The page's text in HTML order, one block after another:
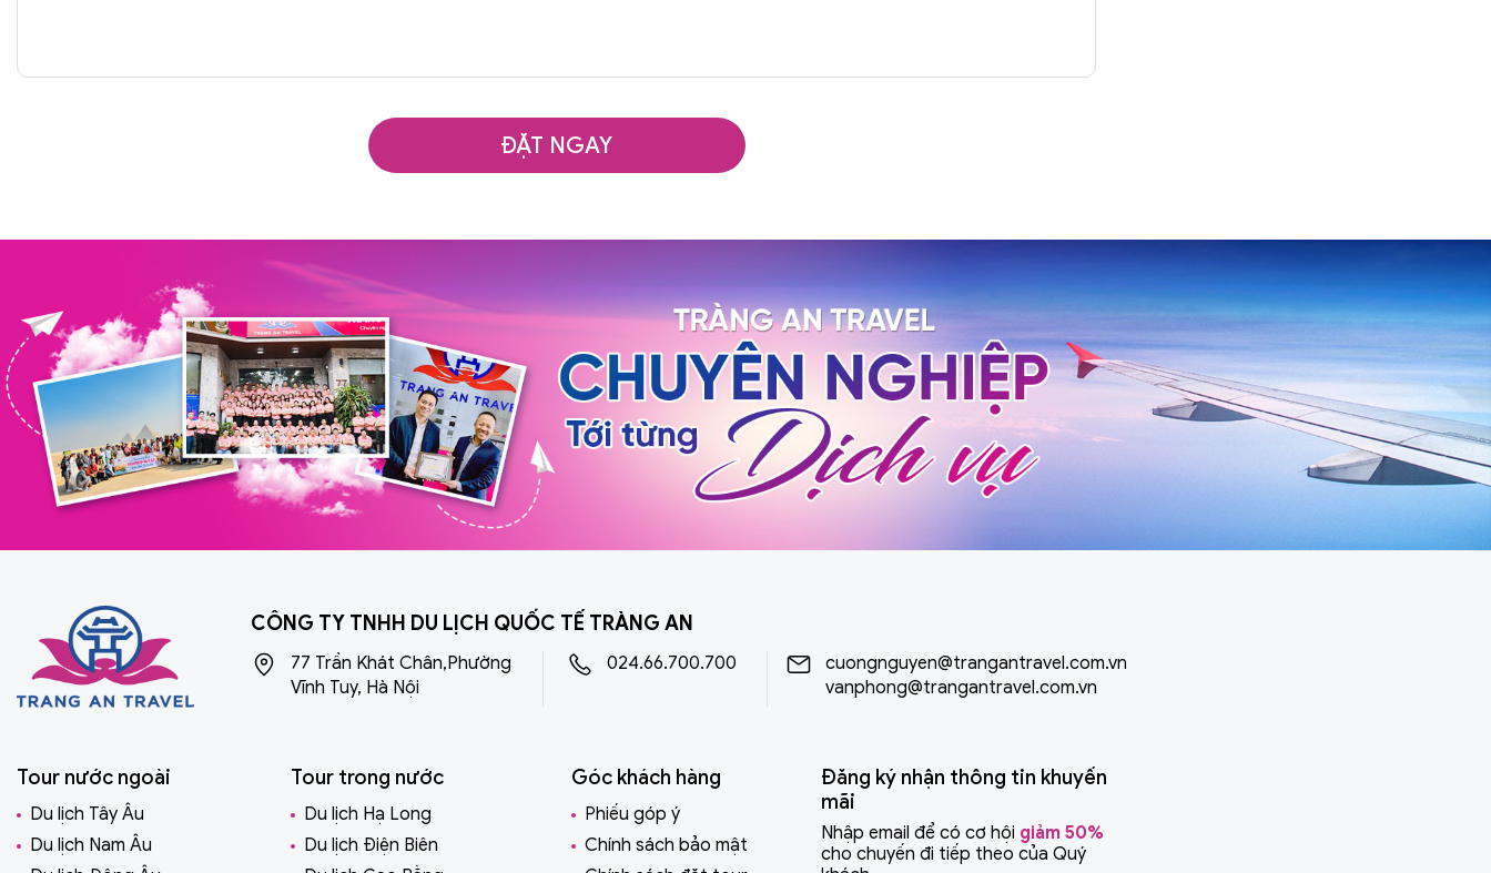
ĐẶT NGAY
CÔNG TY TNHH DU LỊCH QUỐC TẾ TRÀNG AN
77 Trần Khát Chân,Phường
Vĩnh Tuy, Hà Nội
024.66.700.700
cuongnguyen@trangantravel.com.vn
vanphong@trangantravel.com.vn
Tour nước ngoài
Du lịch Tây Âu
Du lịch Nam Âu
Tour trong nước
Du lịch Hạ Long
Du lịch Điện Biên
Góc khách hàng
Phiếu góp ý
Chính sách bảo mật
Đăng ký nhận thông tin khuyến
mãi
Nhập email để có cơ hội giảm 50%
cho chuyến đi tiếp theo của Quý